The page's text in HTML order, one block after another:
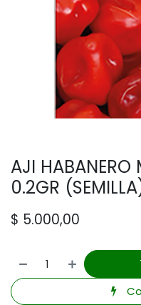
AJI HABANERO
0.2GR
$ 5.000,00